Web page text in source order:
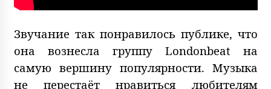
Звучание так понравилось публике, что
она вознесла группу Londonbeat на
самую вершину популярности. Музыка
не перестаёт нравиться любителям